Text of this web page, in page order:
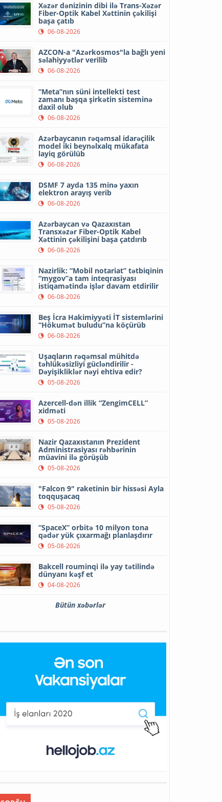
Xəzər dənizinin dibi ilə Trans-Xəzər
Fiber-Optik Kabel Xəttinin çəkilişi
başa çatıb
06-08-2026
AZCON-a "Azərkosmos"la bağlı yeni
səlahiyyətlər verilib
06-08-2026
“Meta”nın süni intellekti test
zamanı başqa şirkətin sisteminə
daxil olub
06-08-2026
Azərbaycanın rəqəmsal idarəçilik
model iki beynəlxalq mükafata
layiq görülüb
06-08-2026
DSMF 7 ayda 135 minə yaxın
elektron arayış verib
06-08-2026
Azərbaycan və Qazaxıstan
Transxəzər Fiber-Optik Kabel
Xəttinin çəkilişini başa çatdırıb
06-08-2026
Nazirlik: “Mobil notariat” tətbiqinin
“mygov”a tam inteqrasiyası
istiqamətində işlər davam etdirilir
06-08-2026
Beş İcra Hakimiyyəti İT sistemlərini
“Hökumət buludu”na köçürüb
06-08-2026
Uşaqların rəqəmsal mühitdə
təhlükəsizliyi gücləndirilir -
Dəyişikliklər nəyi ehtiva edir?
05-08-2026
Azercell-dən illik “ZengimCELL”
xidməti
05-08-2026
Nazir Qazaxıstanın Prezident
Administrasiyası rəhbərinin
müavini ilə görüşüb
05-08-2026
"Falcon 9" raketinin bir hissəsi Ayla
toqquşacaq
05-08-2026
“SpaceX” orbitə 10 milyon tona
qədər yük çıxarmağı planlaşdırır
05-08-2026
Bakcell rouminqi ilə yay tətilində
dünyanı kəşf et
04-08-2026
Bütün xəbərlər